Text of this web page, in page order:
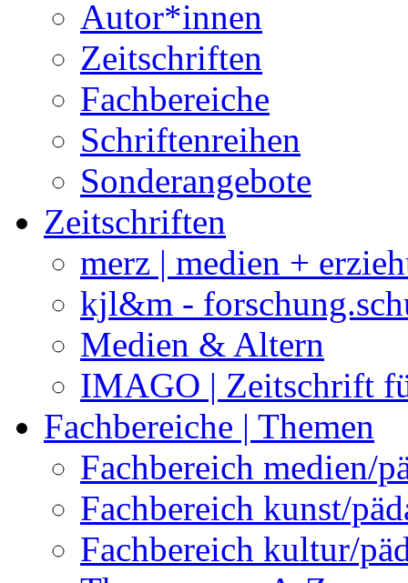
Autor*innen
Zeitschriften
Fachbereiche
Schriftenreihen
Sonderangebote
Zeitschriften
merz | medien +
kjl&m -
Medien & Altern
IMAGO | Zeitschrift
Fachbereiche | Themen
Fachbereich medien/
Fachbereich kunst/
Fachbereich kultur/